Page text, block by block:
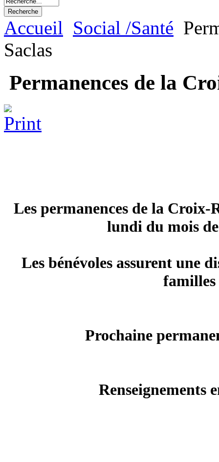
Accueil Social /Santé
Saclas
Permanences de la
Les permanences de la Croix-
lundi du mois
Les bénévoles assurent une
familles
Prochaine
Renseignements